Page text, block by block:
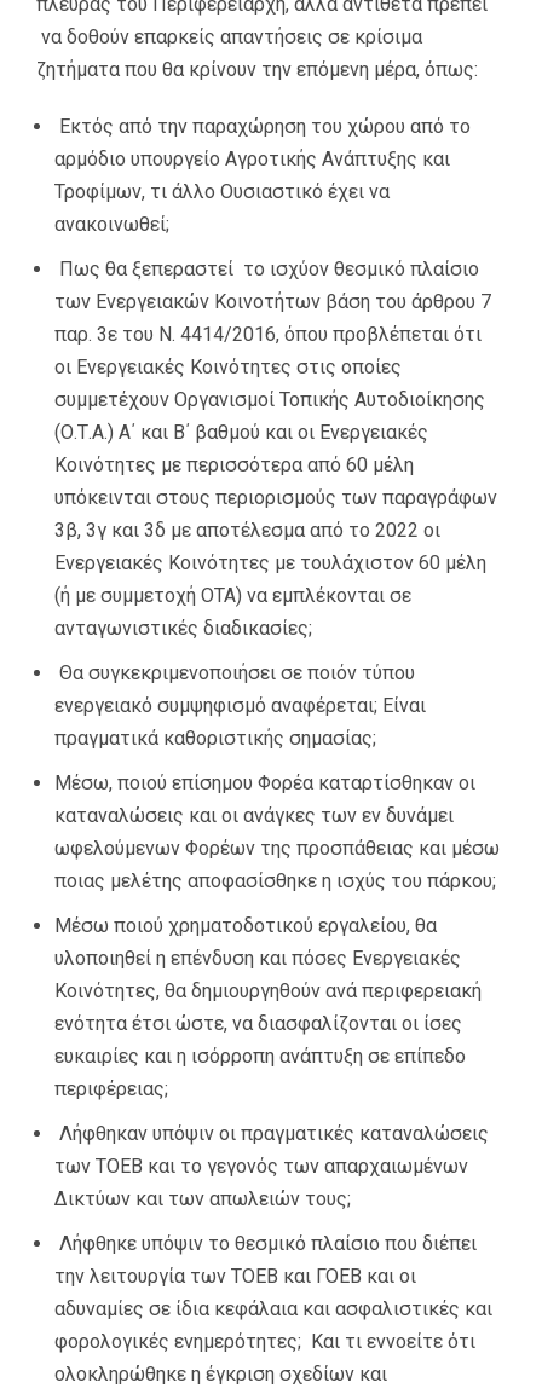
να δοθούν επαρκείς απαντήσεις σε κρίσιμα
ζητήματα που θα κρίνουν την επόμενη μέρα, όπως:
Εκτός από την παραχώρηση του χώρου από το
αρμόδιο υπουργείο Αγροτικής Ανάπτυξης και
Τροφίμων, τι άλλο Ουσιαστικό έχει να
ανακοινωθεί;
Πως θα ξεπεραστεί το ισχύον θεσμικό πλαίσιο
των Ενεργειακών Κοινοτήτων βάση του άρθρου 7
παρ. 3ε του Ν. 4414/2016, όπου προβλέπεται ότι
οι Ενεργειακές Κοινότητες στις οποίες
συμμετέχουν Οργανισμοί Τοπικής Αυτοδιοίκησης
(Ο.Τ.Α.) Α΄ και Β΄ βαθμού και οι Ενεργειακές
Κοινότητες με περισσότερα από 60 μέλη
υπόκεινται στους περιορισμούς των παραγράφων
3β, 3γ και 3δ με αποτέλεσμα από το 2022 οι
Ενεργειακές Κοινότητες με τουλάχιστον 60 μέλη
(ή με συμμετοχή ΟΤΑ) να εμπλέκονται σε
ανταγωνιστικές διαδικασίες;
Θα συγκεκριμενοποιήσει σε ποιόν τύπου
ενεργειακό συμψηφισμό αναφέρεται; Είναι
πραγματικά καθοριστικής σημασίας;
Μέσω, ποιού επίσημου Φορέα καταρτίσθηκαν οι
καταναλώσεις και οι ανάγκες των εν δυνάμει
ωφελούμενων Φορέων της προσπάθειας και μέσω
ποιας μελέτης αποφασίσθηκε η ισχύς του πάρκου;
Μέσω ποιού χρηματοδοτικού εργαλείου, θα
υλοποιηθεί η επένδυση και πόσες Ενεργειακές
Κοινότητες, θα δημιουργηθούν ανά περιφερειακή
ενότητα έτσι ώστε, να διασφαλίζονται οι ίσες
ευκαιρίες και η ισόρροπη ανάπτυξη σε επίπεδο
περιφέρειας;
Λήφθηκαν υπόψιν οι πραγματικές καταναλώσεις
των ΤΟΕΒ και το γεγονός των απαρχαιωμένων
Δικτύων και των απωλειών τους;
Λήφθηκε υπόψιν το θεσμικό πλαίσιο που διέπει
την λειτουργία των ΤΟΕΒ και ΓΟΕΒ και οι
αδυναμίες σε ίδια κεφάλαια και ασφαλιστικές και
φορολογικές ενημερότητες; Και τι εννοείτε ότι
ολοκληρώθηκε η έγκριση σχεδίων και